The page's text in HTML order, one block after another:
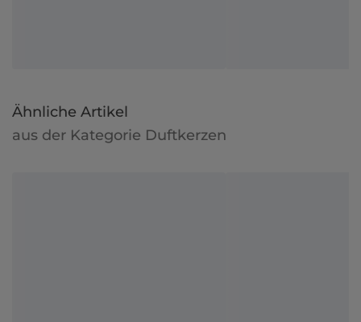
Ähnliche Artikel
aus der Kategorie Duftkerzen